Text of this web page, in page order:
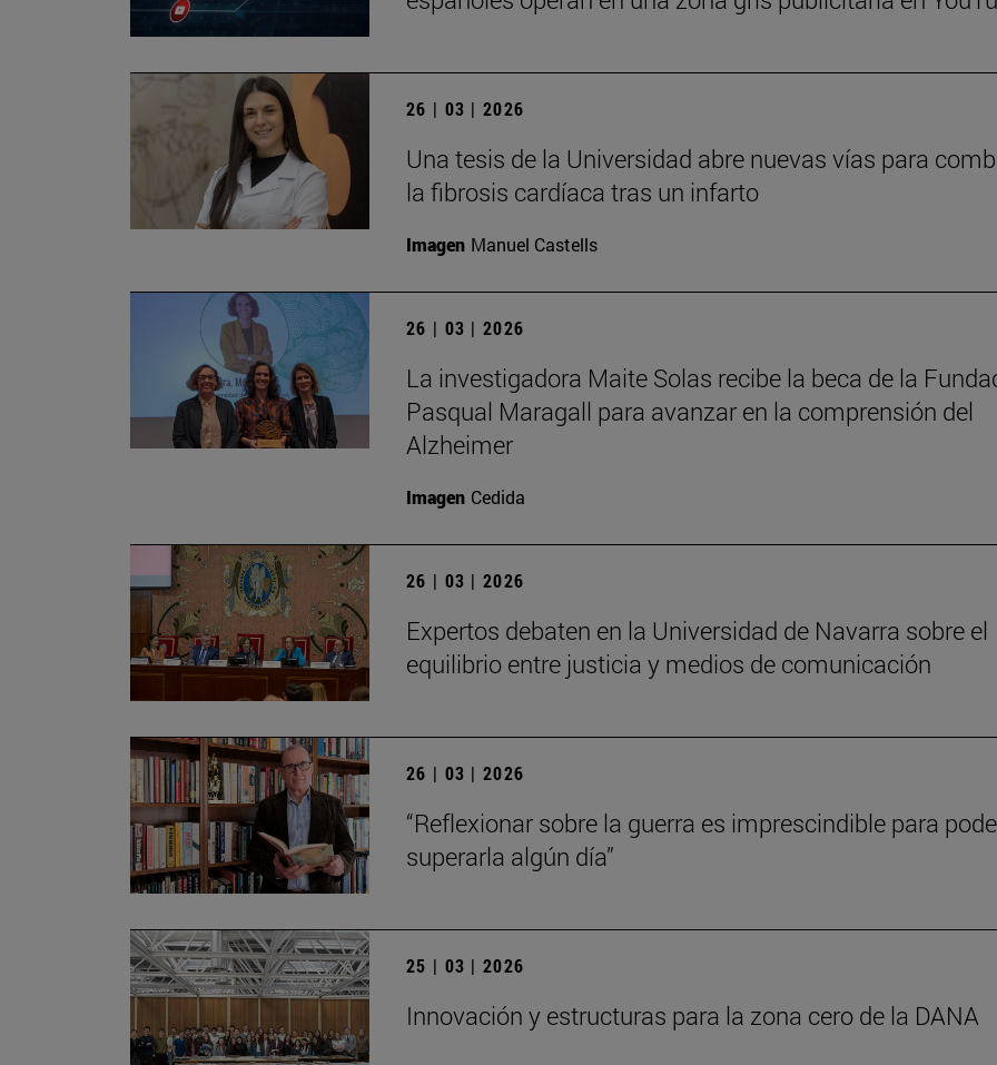
26 | 03 | 2026
Una tesis de la Universidad abre nuevas vías para
la fibrosis cardíaca tras un infarto
Imagen Manuel Castells
26 | 03 | 2026
La investigadora Maite Solas recibe la beca de la
Pasqual Maragall para avanzar en la comprensión del
Alzheimer
Imagen Cedida
26 | 03 | 2026
Expertos debaten en la Universidad de Navarra sobre el
equilibrio entre justicia y medios de comunicación
26 | 03 | 2026
“Reflexionar sobre la guerra es imprescindible para
superarla algún día”
25 | 03 | 2026
Innovación y estructuras para la zona cero de la DANA